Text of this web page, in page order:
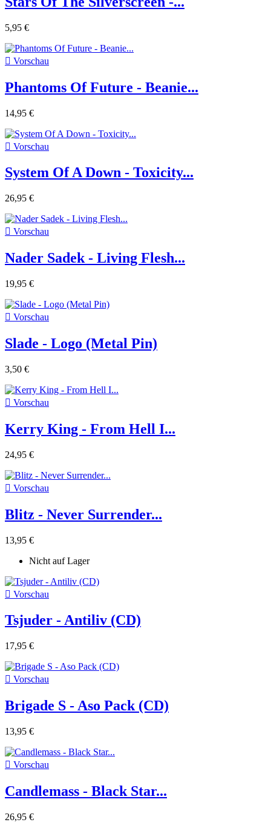
5,95 €
 Vorschau
Phantoms Of Future - Beanie...
14,95 €
 Vorschau
System Of A Down - Toxicity...
26,95 €
 Vorschau
Nader Sadek - Living Flesh...
19,95 €
 Vorschau
Slade - Logo (Metal Pin)
3,50 €
 Vorschau
Kerry King - From Hell I...
24,95 €
 Vorschau
Blitz - Never Surrender...
13,95 €
Nicht auf Lager
 Vorschau
Tsjuder - Antiliv (CD)
17,95 €
 Vorschau
Brigade S - Aso Pack (CD)
13,95 €
 Vorschau
Candlemass - Black Star...
26,95 €